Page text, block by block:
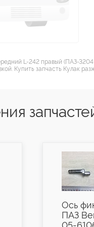
L-242 правый (ПАЗ-
Купить запчасть Кулак
Ось
ПАЗ